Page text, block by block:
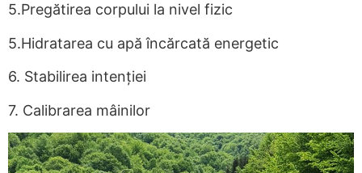
5.Pregătirea corpului la nivel fizic
5.Hidratarea cu apă încărcată energetic
6. Stabilirea intenției
7. Calibrarea mâinilor